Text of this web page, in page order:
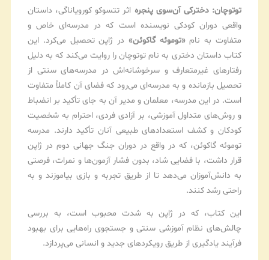
توتوچان: دخترکی آن‌سوی پنجره اثر تتسوکو کورویاناگی، داستان
واقعی دوران کودکی نویسنده است که در مدرسه‌ای خاص و
متفاوت به نام«توموئه گاکوئن» در ژاپن تحصیل می‌کرد. این
کتاب داستان دختری به نام توتوچان را روایت می‌کند که به دلیل
رفتارهای غیرمتعارف و سرخوشانه‌اش در مدرسه‌های سنتی از
تحصیل بازمانده و به مدرسه‌ای می‌رود که فضای آن کاملاً متفاوت
است. در این مدرسه، معلمان و مدیر آن به جای تأکید بر انضباط
و روش‌های متداول آموزشی، بر آزادی فردی، احترام به شخصیت
کودکان و کشف استعدادهای طبیعی آنان تأکید دارند. مدرسه
توموئه گاکوئن، که در واقع در دوران جنگ جهانی دوم در ژاپن
قرار داشت، با فضایی شاد، بدون فشار آزمون‌ها و نمرات، فرصتی
به دانش‌آموزان می‌دهد تا از طریق تجربه و بازی بیاموزند و به
راحتی رشد کنند.
این کتاب، که در ژاپن به شدت محبوب است، به بررسی
چالش‌های نظام آموزشی سنتی و جستجوی راه‌هایی برای بهبود
فرآیند یادگیری از طریق رویکردهای جدید و انسانی می‌پردازد.